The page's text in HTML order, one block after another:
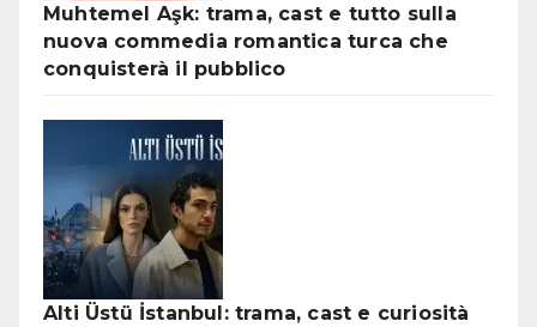
Muhtemel Aşk: trama, cast e tutto sulla
nuova commedia romantica turca che
conquisterà il pubblico
Alti Üstü İstanbul: trama, cast e curiosità